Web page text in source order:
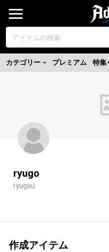
カテゴリー プレミアム 特集
ryugo
ryugou
作成アイテム